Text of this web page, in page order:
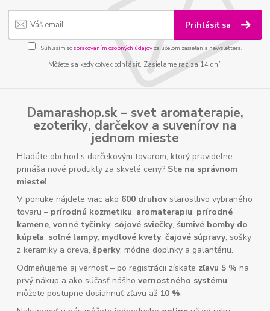
Prihlásiť sa
Súhlasím sospracovaním osobných údajov za účelom zasielania newslettera.
Môžete sa kedykoľvek odhlásiť. Zasielame raz za 14 dní.
Damarashop.sk – svet aromaterapie,
ezoteriky, darčekov a suvenírov na
jednom mieste
Hľadáte obchod s darčekovým tovarom, ktorý pravidelne
prináša nové produkty za skvelé ceny? Ste na správnom
mieste!
V ponuke nájdete viac ako 600 druhovstarostlivo vybraného
tovaru – prírodnú kozmetiku, aromaterapiu, prírodné
kamene,vonné tyčinky, sójové sviečky,šumivé bomby do
kúpeľa, soľné lampy, mydlové kvety,čajové súpravy, sošky
z keramiky a dreva,šperky, módne doplnky a galantériu.
Odmeňujeme aj vernosť – po registrácii získate zľavu 5 % na
prvý nákup a ako súčasť nášhovernostného systému
môžete postupne dosiahnuť zľavu až 10 %.